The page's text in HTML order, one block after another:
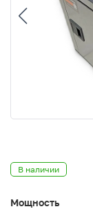
В наличии
Мощность